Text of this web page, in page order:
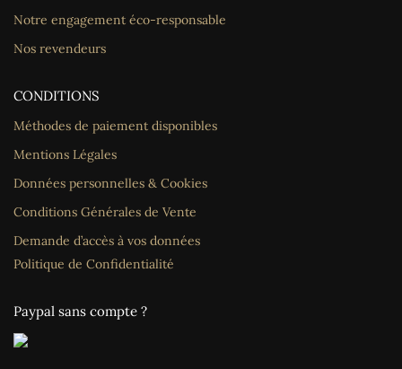
Notre engagement éco-responsable
Nos revendeurs
CONDITIONS
Méthodes de paiement disponibles
Mentions Légales
Données personnelles & Cookies
Conditions Générales de Vente
Demande d’accès à vos données
Politique de Confidentialité
Paypal sans compte ?